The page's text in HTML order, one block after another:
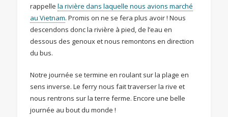
rappelle la rivière dans laquelle nous avions marché
au Vietnam. Promis on ne se fera plus avoir ! Nous
descendons donc la rivière à pied, de l’eau en
dessous des genoux et nous remontons en direction
du bus.
Notre journée se termine en roulant sur la plage en
sens inverse. Le ferry nous fait traverser la rive et
nous rentrons sur la terre ferme. Encore une belle
journée au bout du monde !